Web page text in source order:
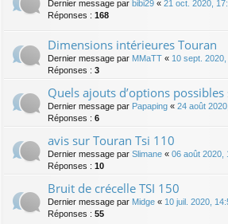
Dernier message par bibi29 « 21 oct. 2020,
Réponses : 168
Dimensions intérieures Touran
Dernier message par MMaTT « 10 sept.
Réponses : 3
Quels ajouts d’options
Dernier message par Papaping « 24 août
Réponses : 6
avis sur Touran Tsi 110
Dernier message par Slimane « 06 août 2020,
Réponses : 10
Bruit de crécelle TSI 150
Dernier message par Midge « 10 juil. 2020,
Réponses : 55